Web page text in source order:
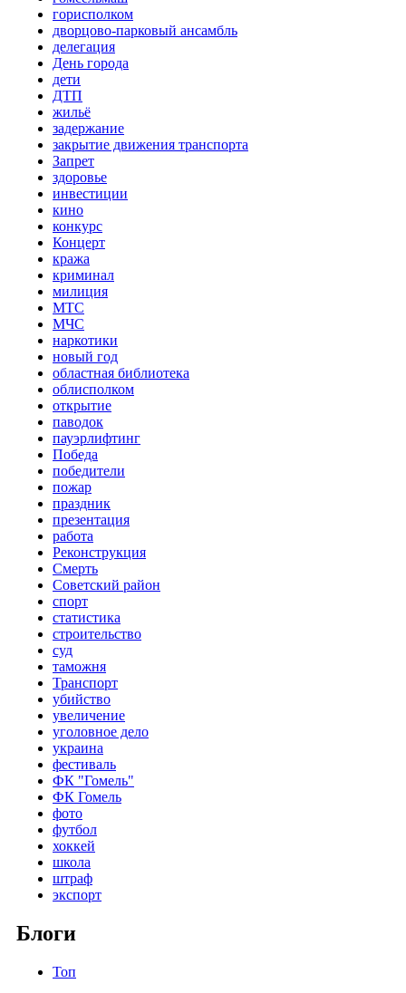
горисполком
дворцово-парковый ансамбль
делегация
День города
дети
ДТП
жильё
задержание
закрытие движения транспорта
Запрет
здоровье
инвестиции
кино
конкурс
Концерт
кража
криминал
милиция
МТС
МЧС
наркотики
новый год
областная библиотека
облисполком
открытие
паводок
пауэрлифтинг
Победа
победители
пожар
праздник
презентация
работа
Реконструкция
Смерть
Советский район
спорт
статистика
строительство
суд
таможня
Транспорт
убийство
увеличение
уголовное дело
украина
фестиваль
ФК "Гомель"
ФК Гомель
фото
футбол
хоккей
школа
штраф
экспорт
Блоги
Топ